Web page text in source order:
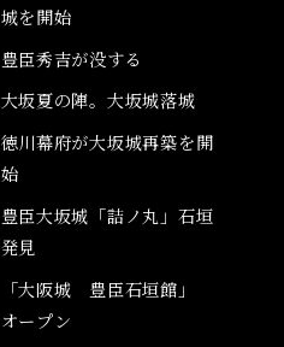
城を開始
豊臣秀吉が没する
大坂夏の陣。大坂城落城
徳川幕府が大坂城再築を開
始
豊臣大坂城「詰ノ丸」石垣
発見
「大阪城 豊臣石垣館」
オープン